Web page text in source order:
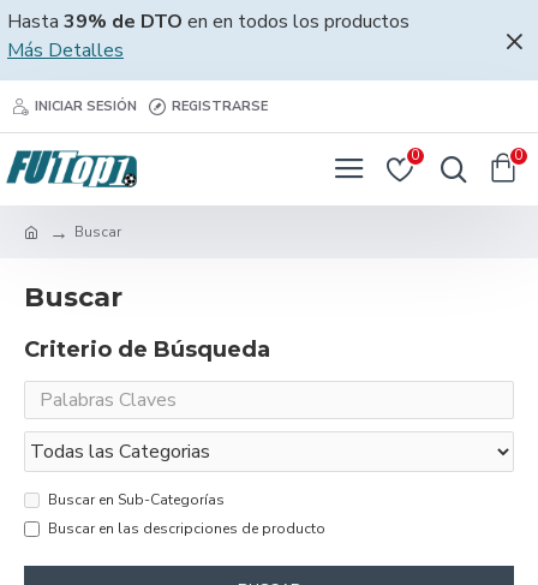
Hasta 39% de DTO en en todos los productos
Más Detalles
INICIAR SESIÓN REGISTRARSE
0 0
Buscar
Buscar
Criterio de Búsqueda
Buscar en Sub-Categorías
Buscar en las descripciones de producto